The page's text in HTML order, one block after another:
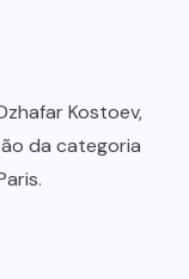
Kostoev,
da categoria